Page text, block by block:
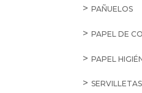
PAÑUELOS
PAPEL DE
PAPEL
SERVILLETAS